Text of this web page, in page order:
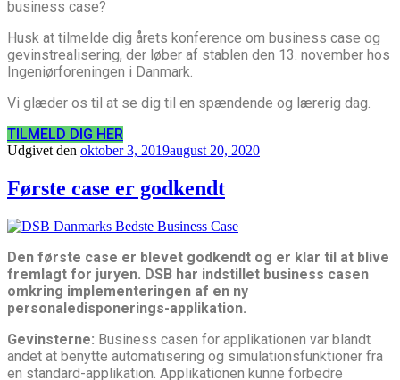
business case?
Husk at tilmelde dig årets konference om business case og
gevinstrealisering, der løber af stablen den 13. november hos
Ingeniørforeningen i Danmark.
Vi glæder os til at se dig til en spændende og lærerig dag.
TILMELD DIG HER
Udgivet den oktober 3, 2019august 20, 2020
Første case er godkendt
Den første case er blevet godkendt og er klar til at blive
fremlagt for juryen. DSB har indstillet business casen
omkring implementeringen af en ny
personaledisponerings-applikation.
Gevinsterne: Business casen for applikationen var blandt
andet at benytte automatisering og simulationsfunktioner fra
en standard-applikation. Applikationen kunne forbedre